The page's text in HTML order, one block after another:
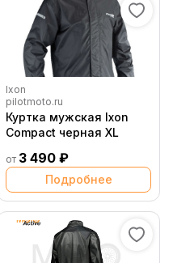
Ixon
pilotmoto.ru
Куртка мужская Ixon
Compact черная XL
от 3 490 ₽
Подробнее